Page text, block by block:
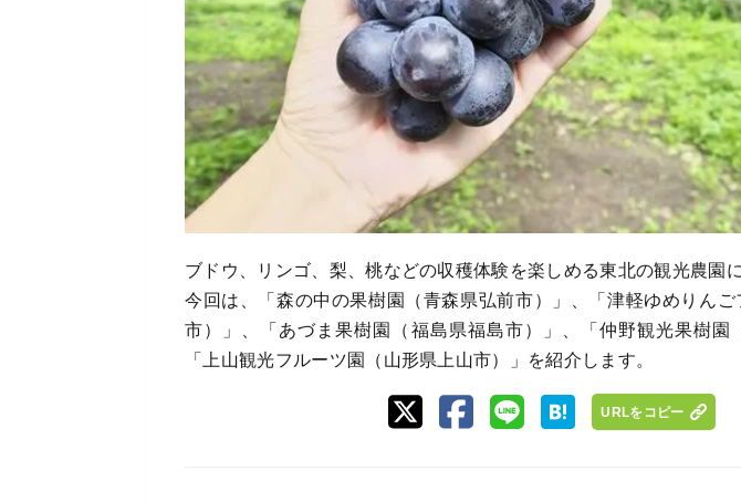
ブドウ、リンゴ、梨、桃などの収穫体験を楽しめる東北の観光農園
今回は、「森の中の果樹園（青森県弘前市）」、「津軽ゆめりん
市）」、「あづま果樹園（福島県福島市）」、「仲野観光果樹園
「上山観光フルーツ園（山形県上山市）」を紹介します。
URLをコピー